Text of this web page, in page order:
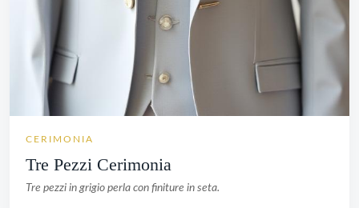
CERIMONIA
Tre Pezzi Cerimonia
Tre pezzi in grigio perla con finiture in seta.